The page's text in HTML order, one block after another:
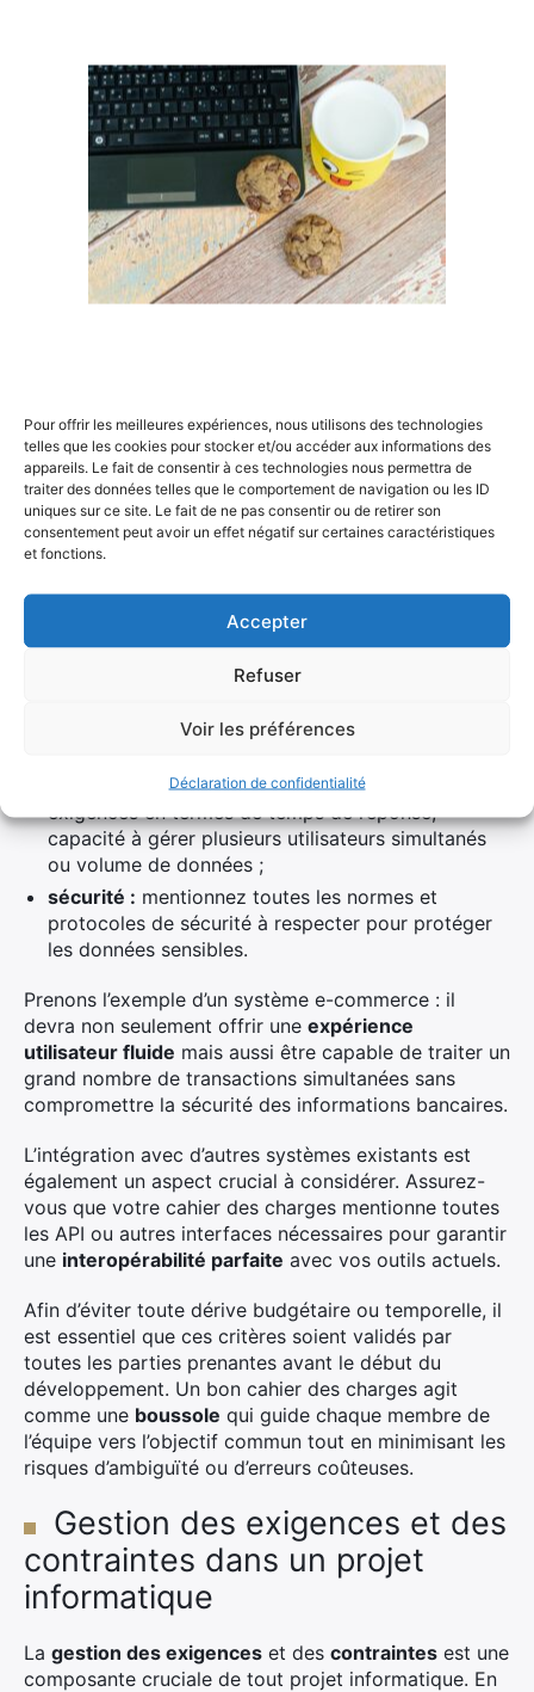
Pour offrir les meilleures expériences, nous utilisons des technologies
telles que les cookies pour stocker et/ou accéder aux informations des
appareils. Le fait de consentir à ces technologies nous permettra de
traiter des données telles que le comportement de navigation ou les ID
uniques sur ce site. Le fait de ne pas consentir ou de retirer son
consentement peut avoir un effet négatif sur certaines caractéristiques
et fonctions.
Accepter
Refuser
Voir les préférences
Déclaration de confidentialité
développez une application de gestion de tâches,
vos spécifications doivent inclure des fonctionnalités
telles que lacréation, l’édition et la suppression de
tâches, ainsi qu’un système de notifications.
Pour garantir que ces spécifications soient claires et
compréhensibles par toutes les parties prenantes, il
est impératif d’utiliser un langage non technique
lorsque c’est possible. Cela permet d’éviter tout
pour le cahier des charges
Outre les spécifications fonctionnelles, le cahier des
charges doit également détailler les critères
techniques. Ceux-ci incluent :
l’environnement technologique :définissez
clairement quelles technologies seront utilisées
(langages de programmation, frameworks, bases
une infrastructure spécifique comme des serveurs
les performances attendues :indiquez les
exigences en termes de temps de réponse,
capacité à gérer plusieurs utilisateurs simultanés
ou volume de données ;
sécurité : mentionnez toutes les normes et
protocoles de sécurité à respecter pour protéger
les données sensibles.
Prenons l’exemple d’un système e-commerce : il
devra non seulement offrir une expérience
utilisateur fluide mais aussi être capable de traiter un
grand nombre de transactions simultanées sans
compromettre la sécurité des informations bancaires.
L’intégration avec d’autres systèmes existants est
également un aspect crucial à considérer. Assurez-
vous que votre cahier des charges mentionne toutes
les API ou autres interfaces nécessaires pour garantir
une interopérabilité parfaite avec vos outils actuels.
Afin d’éviter toute dérive budgétaire ou temporelle, il
est essentiel que ces critères soient validés par
toutes les parties prenantes avant le début du
développement. Un bon cahier des charges agit
comme une boussole qui guide chaque membre de
l’équipe vers l’objectif commun tout en minimisant les
risques d’ambiguïté ou d’erreurs coûteuses.
Gestion des exigences et des
contraintes dans un projet
informatique
La gestion des exigences et des contraintes est une
composante cruciale de tout projet informatique. En
×
Rechercher
: